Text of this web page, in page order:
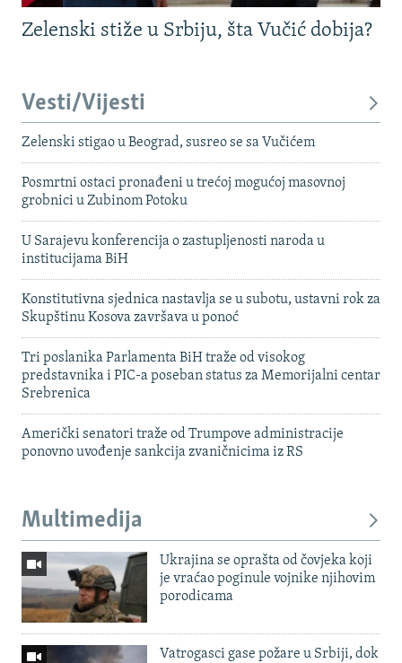
Zelenski stiže u Srbiju, šta Vučić dobija?
Vesti/Vijesti
Zelenski stigao u Beograd, susreo se sa Vučićem
Posmrtni ostaci pronađeni u trećoj mogućoj masovnoj
grobnici u Zubinom Potoku
U Sarajevu konferencija o zastupljenosti naroda u
institucijama BiH
Konstitutivna sjednica nastavlja se u subotu, ustavni rok za
Skupštinu Kosova završava u ponoć
Tri poslanika Parlamenta BiH traže od visokog
predstavnika i PIC-a poseban status za Memorijalni centar
Srebrenica
Američki senatori traže od Trumpove administracije
ponovno uvođenje sankcija zvaničnicima iz RS
Multimedija
Ukrajina se oprašta od čovjeka koji
je vraćao poginule vojnike njihovim
porodicama
Vatrogasci gase požare u Srbiji, dok